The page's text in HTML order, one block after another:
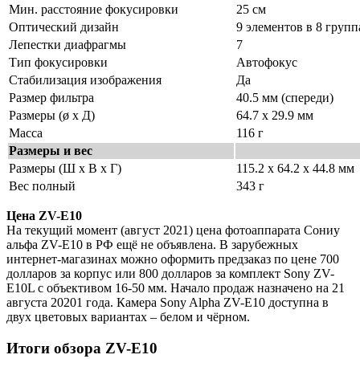
Мин. расстояние фокусировки
25 см
Оптический дизайн
9 элементов в 8
Лепестки диафрагмы
7
Тип фокусировки
Автофокус
Стабилизация изображения
Да
Размер фильтра
40.5 мм (спереди)
Размеры (ø x Д)
64.7 x 29.9 мм
Масса
116 г
Размеры и вес
Размеры (Ш x В x Г)
115.2 x 64.2 x 44.8 мм
Вес полный
343 г
Цена ZV-E10
На текущий момент (август 2021) цена фотоаппарата Сониy
альфа ZV-E10 в РФ ещё не объявлена. В зарубежных
интернет-магазинах можно оформить предзаказ по цене 700
долларов за корпус или 800 долларов за комплект Sony ZV-
E10L с объективом 16-50 мм. Начало продаж назначено на 21
августа 20201 года. Камера Sony Alpha ZV-E10 доступна в
двух цветовых вариантах – белом и чёрном.
Итоги обзора ZV-E10